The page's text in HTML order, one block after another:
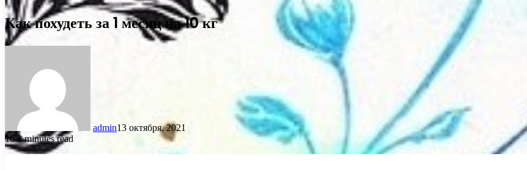
Как похудеть за 1 месяц на 10 кг
admin13 октября, 2021
162 minutes read